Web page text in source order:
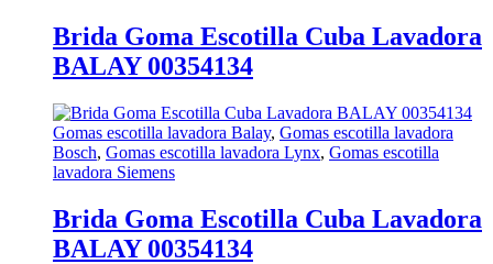
Brida Goma Escotilla Cuba Lavadora
BALAY 00354134
Gomas escotilla lavadora Balay, Gomas escotilla lavadora
Bosch, Gomas escotilla lavadora Lynx, Gomas escotilla
lavadora Siemens
Brida Goma Escotilla Cuba Lavadora
BALAY 00354134